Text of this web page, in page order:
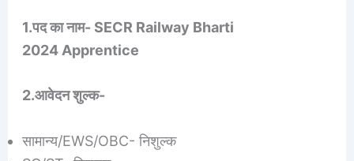
1.पद का नाम- SECR Railway Bharti
2024 Apprentice
2.आवेदन शुल्क-
सामान्य/EWS/OBC- निशुल्क